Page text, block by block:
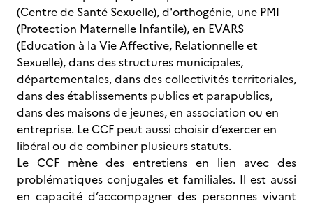
(Centre de Santé Sexuelle), d'orthogénie, une PMI
(Protection Maternelle Infantile), en EVARS
(Education à la Vie Affective, Relationnelle et
Sexuelle), dans des structures municipales,
départementales, dans des collectivités territoriales,
dans des établissements publics et parapublics,
dans des maisons de jeunes, en association ou en
entreprise. Le CCF peut aussi choisir d’exercer en
libéral ou de combiner plusieurs statuts.
Le CCF mène des entretiens en lien avec des
problématiques conjugales et familiales. Il est aussi
en capacité d’accompagner des personnes vivant